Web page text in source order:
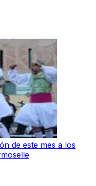
de este mes a los